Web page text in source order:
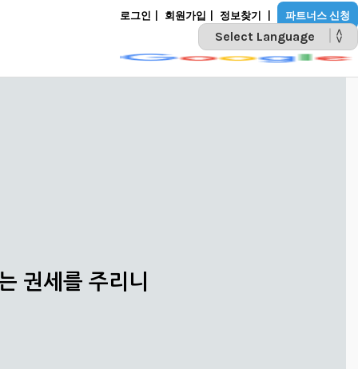
로그인 회원가입 정보찾기
파트너스 신청
권세를 주리니